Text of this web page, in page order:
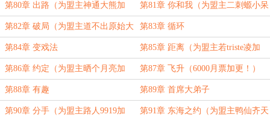
第80章 出路（为盟主神通大熊加
更！）
第81章 你和我（为盟主二刺螈小呆
呆加更！）
第82章 破局（为盟主道不出原始大
罗加更！）
第83章 循环
第84章 变戏法 第85章 距离（为盟主若triste凌加
更！）
第86章 约定（为盟主晒个月亮加
更！）
第87章 飞升（6000月票加更！）
第88章 有趣 第89章 首席大弟子
第90章 分手（为盟主路人9919加 第91章 东海之约（为盟主鸭仙齐天